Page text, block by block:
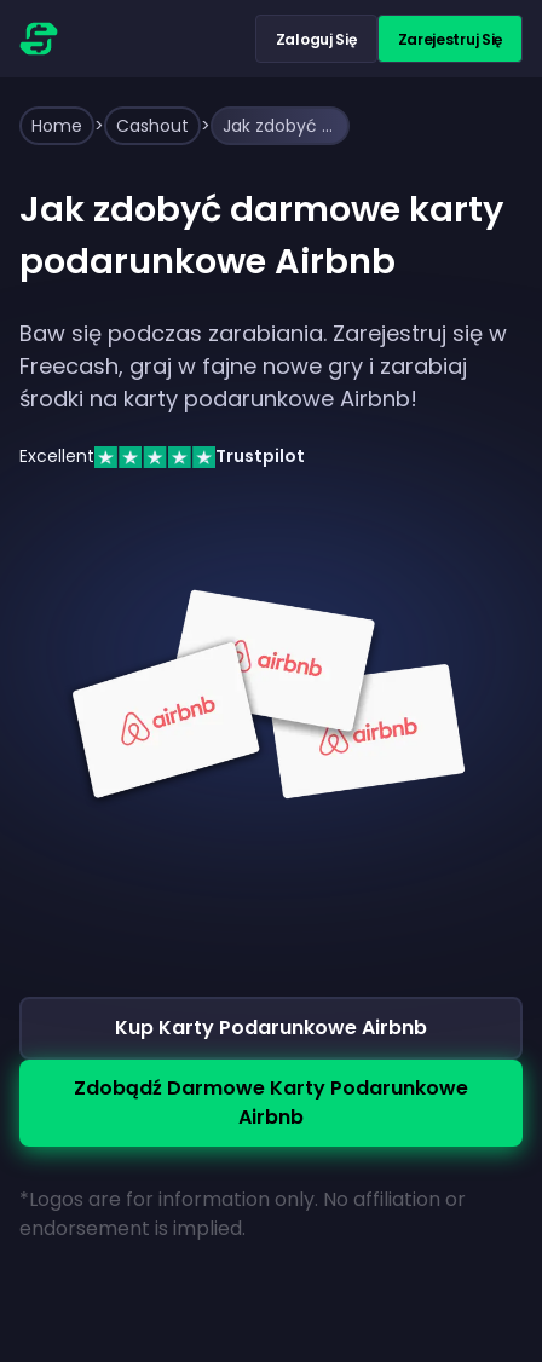
Zaloguj Się Zarejestruj Się
Home > Cashout > Jak zdobyć darmowe karty podarunkowe Airbnb
Jak zdobyć darmowe karty
podarunkowe Airbnb
Baw się podczas zarabiania. Zarejestruj się w
Freecash, graj w fajne nowe gry i zarabiaj
środki na karty podarunkowe Airbnb!
Excellent Trustpilot
Kup Karty Podarunkowe Airbnb
Zdobądź Darmowe Karty Podarunkowe
Airbnb
*Logos are for information only. No affiliation or
endorsement is implied.